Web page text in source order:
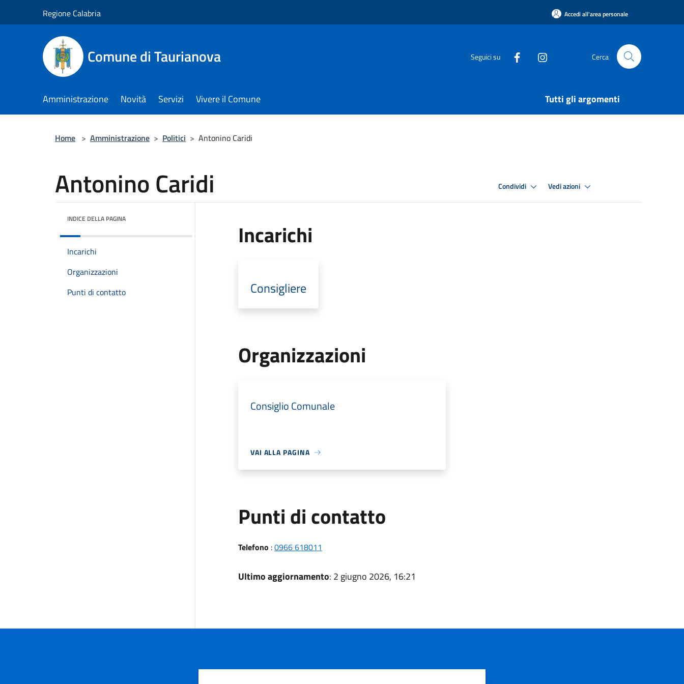
Regione Calabria Accedi all'area personale
Comune di Taurianova Seguici su Cerca
Amministrazione Novità Servizi Vivere il Comune Tutti gli argomenti
Home > Amministrazione > Politici > Antonino Caridi
Antonino Caridi Condividi Vedi azioni
INDICE DELLA PAGINA
Incarichi
Organizzazioni
Punti di contatto
Incarichi
Consigliere
Organizzazioni
Consiglio Comunale
VAI ALLA PAGINA
Punti di contatto
Telefono :0966 618011
Ultimo aggiornamento: 2 giugno 2026, 16:21